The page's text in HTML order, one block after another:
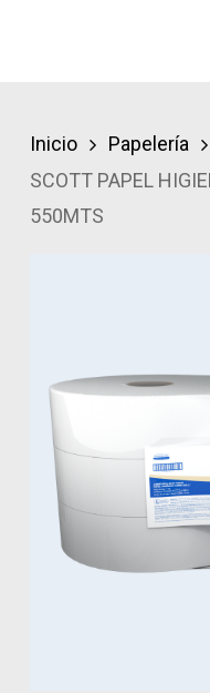
Inicio Papelería
SCOTT PAPEL
550MTS